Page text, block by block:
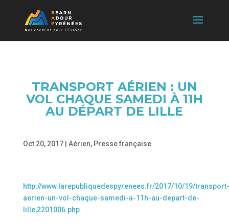
TRANSPORT AÉRIEN : UN
VOL CHAQUE SAMEDI À 11H
AU DÉPART DE LILLE
Oct 20, 2017| Aérien, Presse française
http://www.larepubliquedespyrenees.fr/2017/10/19/transport-
aerien-un-vol-chaque-samedi-a-11h-au-depart-de-
lille,2201006.php